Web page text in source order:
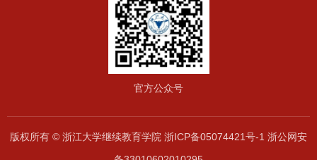
官方公众号
版权所有 © 浙江大学继续教育学院 浙ICP备05074421号-1 浙公网安